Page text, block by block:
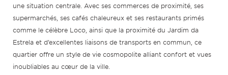
une situation centrale. Avec ses commerces de proximité, ses
supermarchés, ses cafés chaleureux et ses restaurants primés
comme le célèbre Loco, ainsi que la proximité du Jardim da
Estrela et d’excellentes liaisons de transports en commun, ce
quartier offre un style de vie cosmopolite alliant confort et vues
inoubliables au cœur de la ville.